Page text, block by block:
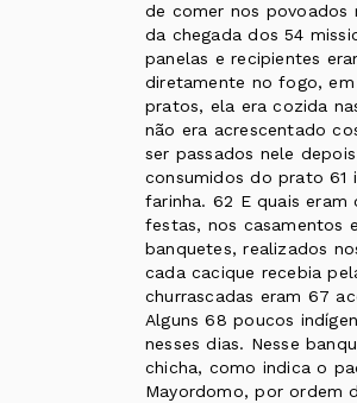
de comer nos povoados
da chegada dos 54
panelas e recipientes
diretamente no fogo,
pratos, ela era cozida
não era acrescentado
ser passados nele
consumidos do prato 61
farinha. 62 E quais
festas, nos casamentos
banquetes, realizados
cada cacique recebia
churrascadas eram 67
Alguns 68 poucos
nesses dias. Nesse
chicha, como indica o
Mayordomo, por ordem